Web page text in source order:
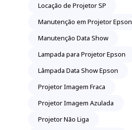
Locação de Projetor SP
Manutenção em Projetor Epson
Manutenção Data Show
Lampada para Projetor Epson
Lâmpada Data Show Epson
Projetor Imagem Fraca
Projetor Imagem Azulada
Projetor Não Liga